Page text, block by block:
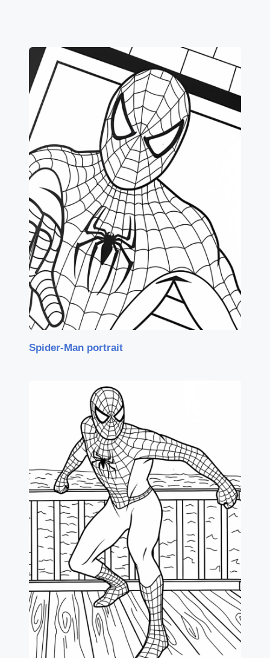
Spider-Man portrait